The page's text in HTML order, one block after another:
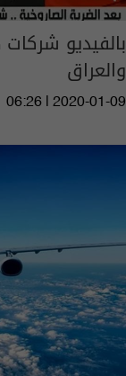
بالفيديو
والعراق
06:26 | 2020-01-09